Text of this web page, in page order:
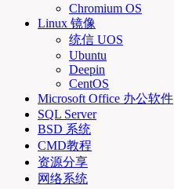
Chromium OS
Linux 镜像
统信 UOS
Ubuntu
Deepin
CentOS
Microsoft Office 办公软件
SQL Server
BSD 系统
CMD教程
资源分享
网络系统